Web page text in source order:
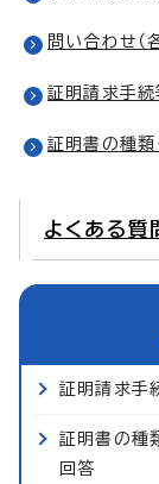
問い合わせ（
証明請求手続
証明書の種類
よくある質
証明請求手
証明書の種
回答